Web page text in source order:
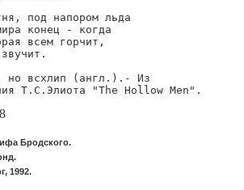
под напором льда
конец - когда
всем горчит,
но всхлип (англ.).- Из
Т.С.Элиота "The Hollow Men".
Бродского.
1992.